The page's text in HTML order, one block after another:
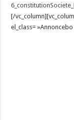
[/
el_class= »Annoncebo